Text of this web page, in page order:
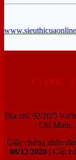
Địa chỉ: 92/20/5
Chí Minh,
Giấy chứng nhận
08/12/2020 |
Cấp